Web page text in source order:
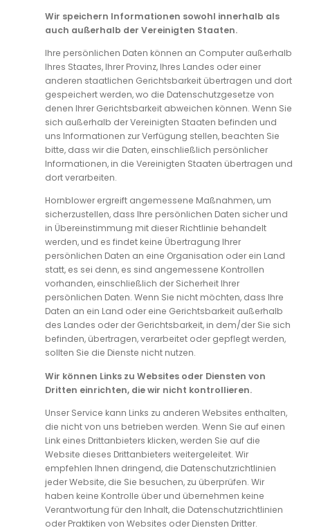
Wir speichern Informationen sowohl innerhalb als
auch außerhalb der Vereinigten Staaten.
Ihre persönlichen Daten können an Computer außerhalb
Ihres Staates, Ihrer Provinz, Ihres Landes oder einer
anderen staatlichen Gerichtsbarkeit übertragen und dort
gespeichert werden, wo die Datenschutzgesetze von
denen Ihrer Gerichtsbarkeit abweichen können. Wenn Sie
sich außerhalb der Vereinigten Staaten befinden und
uns Informationen zur Verfügung stellen, beachten Sie
bitte, dass wir die Daten, einschließlich persönlicher
Informationen, in die Vereinigten Staaten übertragen und
dort verarbeiten.
Hornblower ergreift angemessene Maßnahmen, um
sicherzustellen, dass Ihre persönlichen Daten sicher und
in Übereinstimmung mit dieser Richtlinie behandelt
werden, und es findet keine Übertragung Ihrer
persönlichen Daten an eine Organisation oder ein Land
statt, es sei denn, es sind angemessene Kontrollen
vorhanden, einschließlich der Sicherheit Ihrer
persönlichen Daten. Wenn Sie nicht möchten, dass Ihre
Daten an ein Land oder eine Gerichtsbarkeit außerhalb
des Landes oder der Gerichtsbarkeit, in dem/der Sie sich
befinden, übertragen, verarbeitet oder gepflegt werden,
sollten Sie die Dienste nicht nutzen.
Wir können Links zu Websites oder Diensten von
Dritten einrichten, die wir nicht kontrollieren.
Unser Service kann Links zu anderen Websites enthalten,
die nicht von uns betrieben werden. Wenn Sie auf einen
Link eines Drittanbieters klicken, werden Sie auf die
Website dieses Drittanbieters weitergeleitet. Wir
empfehlen Ihnen dringend, die Datenschutzrichtlinien
jeder Website, die Sie besuchen, zu überprüfen. Wir
haben keine Kontrolle über und übernehmen keine
Verantwortung für den Inhalt, die Datenschutzrichtlinien
oder Praktiken von Websites oder Diensten Dritter.